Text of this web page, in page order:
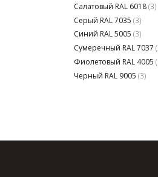
Салатовый RAL 6018 (3)
Серый RAL 7035 (3)
Синий RAL 5005 (3)
Сумеречный RAL 7037
Фиолетовый RAL 4005
Черный RAL 9005 (3)